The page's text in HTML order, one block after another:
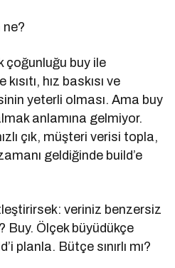
ne?
çoğunluğu buy ile
hız baskısı ve
yeterli olması. Ama buy
anlamına gelmiyor.
çık, müşteri verisi topla,
geldiğinde build’e
veriniz benzersiz
Buy. Ölçek büyüdükçe
planla. Bütçe sınırlı mı?